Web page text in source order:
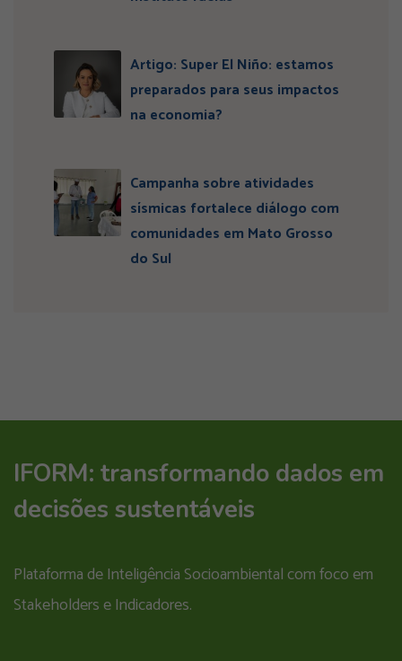
Artigo: Super El Niño: estamos
preparados para seus impactos
na economia?
Campanha sobre atividades
sísmicas fortalece diálogo com
comunidades em Mato Grosso
do Sul
IFORM: transformando dados em
decisões sustentáveis
Plataforma de Inteligência Socioambiental com foco em
Stakeholders e Indicadores.